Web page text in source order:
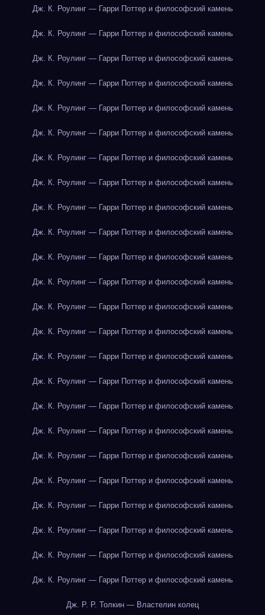
Дж. К. Роулинг — Гарри Поттер и философский камень
Дж. К. Роулинг — Гарри Поттер и философский камень
Дж. К. Роулинг — Гарри Поттер и философский камень
Дж. К. Роулинг — Гарри Поттер и философский камень
Дж. К. Роулинг — Гарри Поттер и философский камень
Дж. К. Роулинг — Гарри Поттер и философский камень
Дж. К. Роулинг — Гарри Поттер и философский камень
Дж. К. Роулинг — Гарри Поттер и философский камень
Дж. К. Роулинг — Гарри Поттер и философский камень
Дж. К. Роулинг — Гарри Поттер и философский камень
Дж. К. Роулинг — Гарри Поттер и философский камень
Дж. К. Роулинг — Гарри Поттер и философский камень
Дж. К. Роулинг — Гарри Поттер и философский камень
Дж. К. Роулинг — Гарри Поттер и философский камень
Дж. К. Роулинг — Гарри Поттер и философский камень
Дж. К. Роулинг — Гарри Поттер и философский камень
Дж. К. Роулинг — Гарри Поттер и философский камень
Дж. К. Роулинг — Гарри Поттер и философский камень
Дж. К. Роулинг — Гарри Поттер и философский камень
Дж. К. Роулинг — Гарри Поттер и философский камень
Дж. К. Роулинг — Гарри Поттер и философский камень
Дж. К. Роулинг — Гарри Поттер и философский камень
Дж. К. Роулинг — Гарри Поттер и философский камень
Дж. К. Роулинг — Гарри Поттер и философский камень
Дж. Р. Р. Толкин — Властелин колец